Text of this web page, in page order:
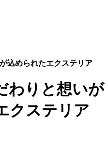
込められたエクステリア
わりと想いが
クステリア